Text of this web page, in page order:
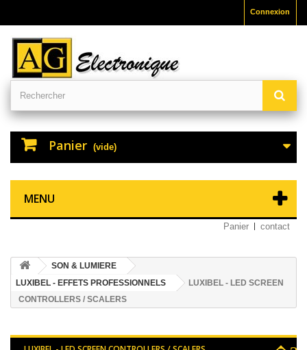
Connexion
Panier (vide)
MENU
Panier contact
SON & LUMIERE
LUXIBEL - EFFETS PROFESSIONNELS
LUXIBEL - LED SCREEN
CONTROLLERS / SCALERS